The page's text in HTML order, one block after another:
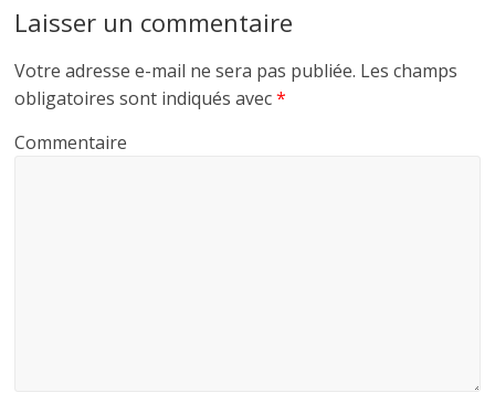
Laisser un commentaire
Votre adresse e-mail ne sera pas publiée. Les champs
obligatoires sont indiqués avec*
Commentaire